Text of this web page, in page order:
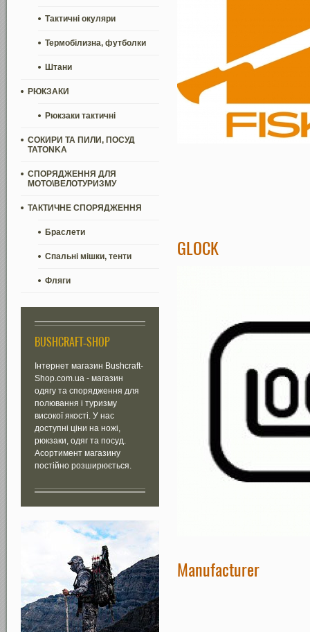
Тактичні окуляри
Термобілизна, футболки
Штани
РЮКЗАКИ
Рюкзаки тактичні
СОКИРИ ТА ПИЛИ, ПОСУД
TATONKA
СПОРЯДЖЕННЯ ДЛЯ
МОТО\ВЕЛОТУРИЗМУ
ТАКТИЧНЕ СПОРЯДЖЕННЯ
Браслети
Спальні мішки, тенти
Фляги
BUSHCRAFT-SHOP
Інтернет магазин Bushcraft-
Shop.com.ua - магазин
одягу та спорядження для
полювання і туризму
високої якості. У нас
доступні ціни на ножі,
рюкзаки, одяг та посуд.
Асортимент магазину
постійно розширюється.
GLOCK
Manufacturer